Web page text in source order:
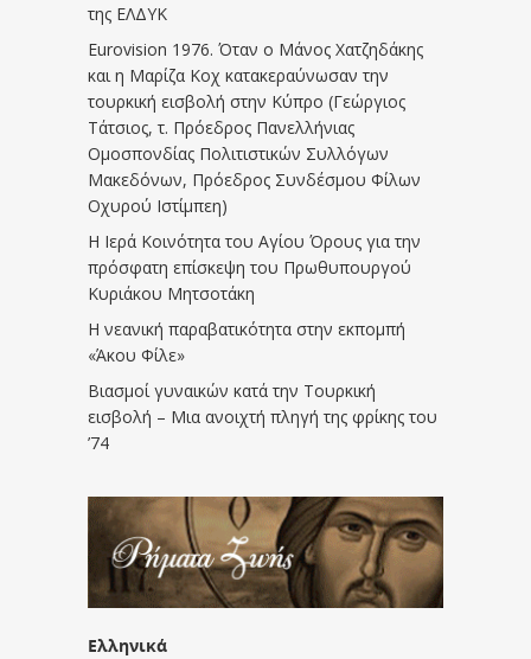
της ΕΛΔΥΚ
Eurovision 1976. Όταν ο Μάνος Χατζηδάκης
και η Μαρίζα Κοχ κατακεραύνωσαν την
τουρκική εισβολή στην Κύπρο (Γεώργιος
Τάτσιος, τ. Πρόεδρος Πανελλήνιας
Ομοσπονδίας Πολιτιστικών Συλλόγων
Μακεδόνων, Πρόεδρος Συνδέσμου Φίλων
Οχυρού Ιστίμπεη)
Η Ιερά Κοινότητα του Αγίου Όρους για την
πρόσφατη επίσκεψη του Πρωθυπουργού
Κυριάκου Μητσοτάκη
Η νεανική παραβατικότητα στην εκπομπή
«Άκου Φίλε»
Βιασμοί γυναικών κατά την Τουρκική
εισβολή – Μια ανοιχτή πληγή της φρίκης του
’74
Ελληνικά